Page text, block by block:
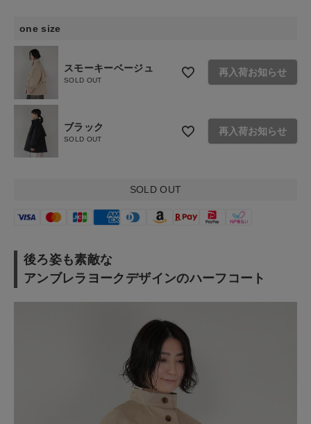
CONTENTS
特集
ご利用ガイド
お問い合わせ
ショップリスト
one size
スモーキーベージュ
SOLD OUT
再入荷お知らせ
ブラック
SOLD OUT
再入荷お知らせ
SOLD OUT
後ろ姿も素敵な
アンブレラヨークデザインのハーフコート